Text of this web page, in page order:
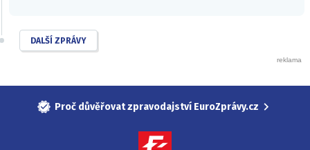
DALŠÍ ZPRÁVY
Proč důvěřovat zpravodajství EuroZprávy.cz